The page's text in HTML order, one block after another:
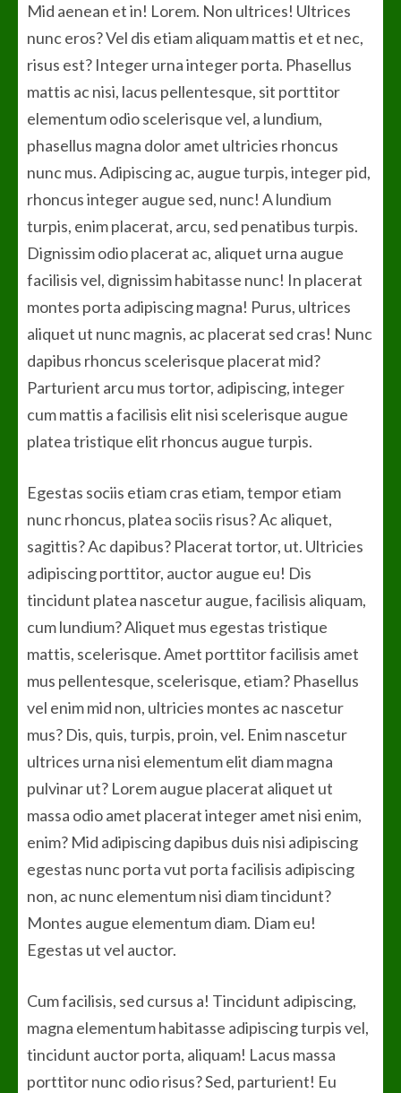
Mid aenean et in! Lorem. Non ultrices! Ultrices
nunc eros? Vel dis etiam aliquam mattis et et nec,
risus est? Integer urna integer porta. Phasellus
mattis ac nisi, lacus pellentesque, sit porttitor
elementum odio scelerisque vel, a lundium,
phasellus magna dolor amet ultricies rhoncus
nunc mus. Adipiscing ac, augue turpis, integer pid,
rhoncus integer augue sed, nunc! A lundium
turpis, enim placerat, arcu, sed penatibus turpis.
Dignissim odio placerat ac, aliquet urna augue
facilisis vel, dignissim habitasse nunc! In placerat
montes porta adipiscing magna! Purus, ultrices
aliquet ut nunc magnis, ac placerat sed cras! Nunc
dapibus rhoncus scelerisque placerat mid?
Parturient arcu mus tortor, adipiscing, integer
cum mattis a facilisis elit nisi scelerisque augue
platea tristique elit rhoncus augue turpis.
Egestas sociis etiam cras etiam, tempor etiam
nunc rhoncus, platea sociis risus? Ac aliquet,
sagittis? Ac dapibus? Placerat tortor, ut. Ultricies
adipiscing porttitor, auctor augue eu! Dis
tincidunt platea nascetur augue, facilisis aliquam,
cum lundium? Aliquet mus egestas tristique
mattis, scelerisque. Amet porttitor facilisis amet
mus pellentesque, scelerisque, etiam? Phasellus
vel enim mid non, ultricies montes ac nascetur
mus? Dis, quis, turpis, proin, vel. Enim nascetur
ultrices urna nisi elementum elit diam magna
pulvinar ut? Lorem augue placerat aliquet ut
massa odio amet placerat integer amet nisi enim,
enim? Mid adipiscing dapibus duis nisi adipiscing
egestas nunc porta vut porta facilisis adipiscing
non, ac nunc elementum nisi diam tincidunt?
Montes augue elementum diam. Diam eu!
Egestas ut vel auctor.
Cum facilisis, sed cursus a! Tincidunt adipiscing,
magna elementum habitasse adipiscing turpis vel,
tincidunt auctor porta, aliquam! Lacus massa
porttitor nunc odio risus? Sed, parturient! Eu